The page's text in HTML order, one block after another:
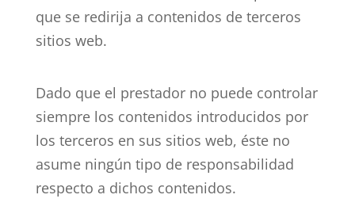
que se redirija a contenidos de terceros
sitios web.
Dado que el prestador no puede controlar
siempre los contenidos introducidos por
los terceros en sus sitios web, éste no
asume ningún tipo de responsabilidad
respecto a dichos contenidos.